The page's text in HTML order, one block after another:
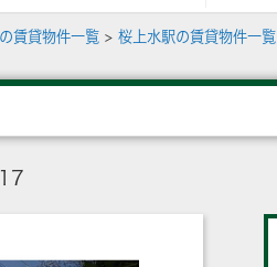
賃貸物件一覧 > 桜上水駅の賃貸物件一覧